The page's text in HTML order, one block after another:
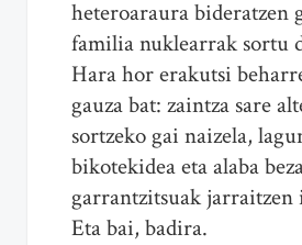
heteroaraura bideratzen
familia nuklearrak sortu
Hara hor erakutsi
gauza bat: zaintza sare
sortzeko gai naizela,
bikotekidea eta alaba
garrantzitsuak jarraitzen
Eta bai, badira.